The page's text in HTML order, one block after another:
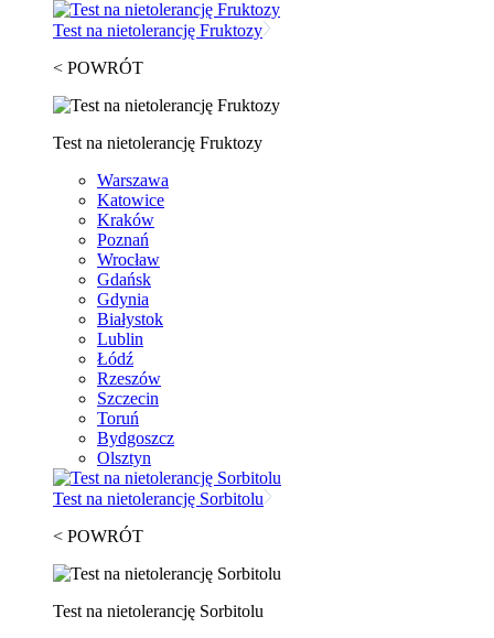
Test na nietolerancję Fruktozy
< POWRÓT
Test na nietolerancję Fruktozy
Warszawa
Katowice
Kraków
Poznań
Wrocław
Gdańsk
Gdynia
Białystok
Lublin
Łódź
Rzeszów
Szczecin
Toruń
Bydgoszcz
Olsztyn
Test na nietolerancję Sorbitolu
< POWRÓT
Test na nietolerancję Sorbitolu